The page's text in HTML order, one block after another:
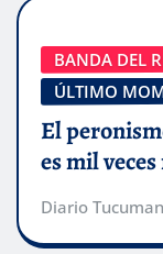
BANDA DEL
ÚLTIMO
El
es mil
Diario